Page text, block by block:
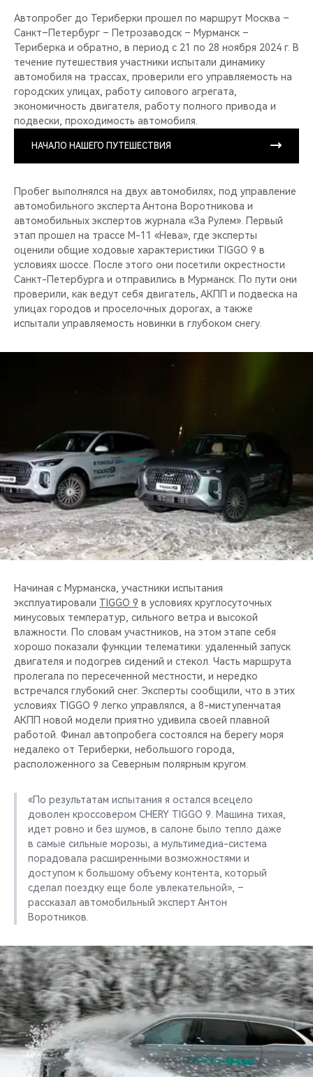
Автопробег до Териберки прошел по маршрут Москва –
Санкт–Петербург – Петрозаводск – Мурманск –
Териберка и обратно, в период с 21 по 28 ноября 2024 г. В
течение путешествия участники испытали динамику
автомобиля на трассах, проверили его управляемость на
городских улицах, работу силового агрегата,
экономичность двигателя, работу полного привода и
подвески, проходимость автомобиля.
НАЧАЛО НАШЕГО ПУТЕШЕСТВИЯ
Пробег выполнялся на двух автомобилях, под управление
автомобильного эксперта Антона Воротникова и
автомобильных экспертов журнала «За Рулем». Первый
этап прошел на трассе М-11 «Нева», где эксперты
оценили общие ходовые характеристики TIGGO 9 в
условиях шоссе. После этого они посетили окрестности
Санкт-Петербурга и отправились в Мурманск. По пути они
проверили, как ведут себя двигатель, АКПП и подвеска на
улицах городов и проселочных дорогах, а также
испытали управляемость новинки в глубоком снегу.
Начиная с Мурманска, участники испытания
эксплуатировали TIGGO 9 в условиях круглосуточных
минусовых температур, сильного ветра и высокой
влажности. По словам участников, на этом этапе себя
хорошо показали функции телематики: удаленный запуск
двигателя и подогрев сидений и стекол. Часть маршрута
пролегала по пересеченной местности, и нередко
встречался глубокий снег. Эксперты сообщили, что в этих
условиях TIGGO 9 легко управлялся, а 8-миступенчатая
АКПП новой модели приятно удивила своей плавной
работой. Финал автопробега состоялся на берегу моря
недалеко от Териберки, небольшого города,
расположенного за Северным полярным кругом.
«По результатам испытания я остался всецело
доволен кроссовером CHERY TIGGO 9. Машина тихая,
идет ровно и без шумов, в салоне было тепло даже
в самые сильные морозы, а мультимедиа-система
порадовала расширенными возможностями и
доступом к большому объему контента, который
сделал поездку еще боле увлекательной», –
рассказал автомобильный эксперт Антон
Воротников.